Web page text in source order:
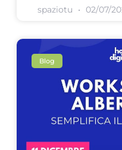
spaziotu 02/07/
Blog